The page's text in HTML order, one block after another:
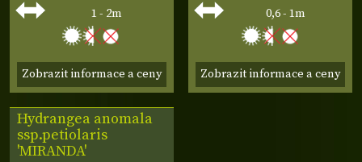
1 - 2m
Zobrazit informace a ceny
0,6 - 1m
Zobrazit informace a ceny
Hydrangea anomala
ssp.petiolaris
'MIRANDA'